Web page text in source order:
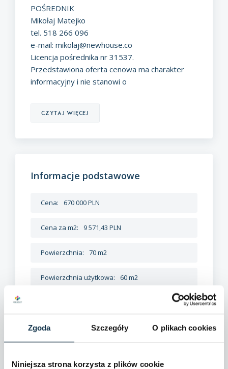
Zgoda Szczegóły O plikach cookies
Niniejsza strona korzysta z plików cookie
POŚREDNIK
Mikołaj Matejko
tel. 518 266 096
e-mail: mikolaj@newhouse.co
Licencja pośrednika nr 31537.
Przedstawiona oferta cenowa ma charakter
informacyjny i nie stanowi o
czytaj więcej
Informacje podstawowe
Cena: 670 000 PLN
Cena za m2: 9 571,43 PLN
Powierzchnia: 70 m2
Powierzchnia użytkowa: 60 m2
Liczba pokoi: